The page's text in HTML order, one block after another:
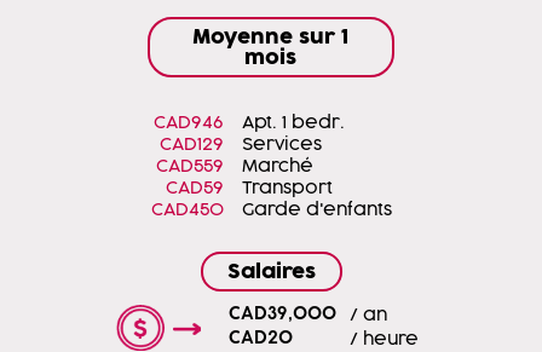
Moyenne sur 1
mois
CAD946
Apt. 1 bedr.
CAD129
Services
CAD559
Marché
CAD59
Transport
CAD450
Garde d'enfants
Salaires
CAD39,000
/ an
CAD20
/ heure